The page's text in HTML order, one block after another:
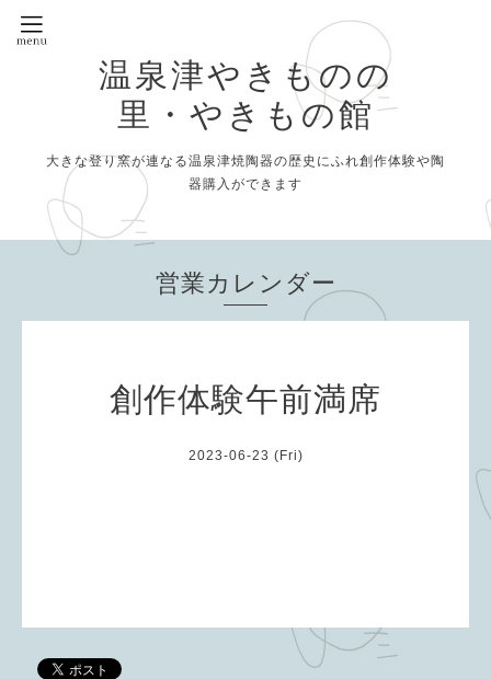
温泉津やきものの
里・やきもの館
大きな登り窯が連なる温泉津焼陶器の歴史にふれ創作体験や陶
器購入ができます
営業カレンダー
創作体験午前満席
2023-06-23 (Fri)